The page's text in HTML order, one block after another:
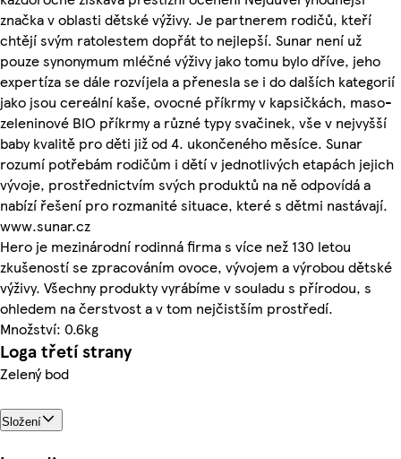
značka v oblasti dětské výživy. Je partnerem rodičů, kteří
chtějí svým ratolestem dopřát to nejlepší. Sunar není už
pouze synonymum mléčné výživy jako tomu bylo dříve, jeho
expertíza se dále rozvíjela a přenesla se i do dalších kategorií
jako jsou cereální kaše, ovocné příkrmy v kapsičkách, maso-
zeleninové BIO příkrmy a různé typy svačinek, vše v nejvyšší
baby kvalitě pro děti již od 4. ukončeného měsíce. Sunar
rozumí potřebám rodičům i dětí v jednotlivých etapách jejich
vývoje, prostřednictvím svých produktů na ně odpovídá a
nabízí řešení pro rozmanité situace, které s dětmi nastávají.
www.sunar.cz
Hero je mezinárodní rodinná firma s více než 130 letou
zkušeností se zpracováním ovoce, vývojem a výrobou dětské
výživy. Všechny produkty vyrábíme v souladu s přírodou, s
ohledem na čerstvost a v tom nejčistším prostředí.
Množství: 0.6kg
Loga třetí strany
Zelený bod
Složení